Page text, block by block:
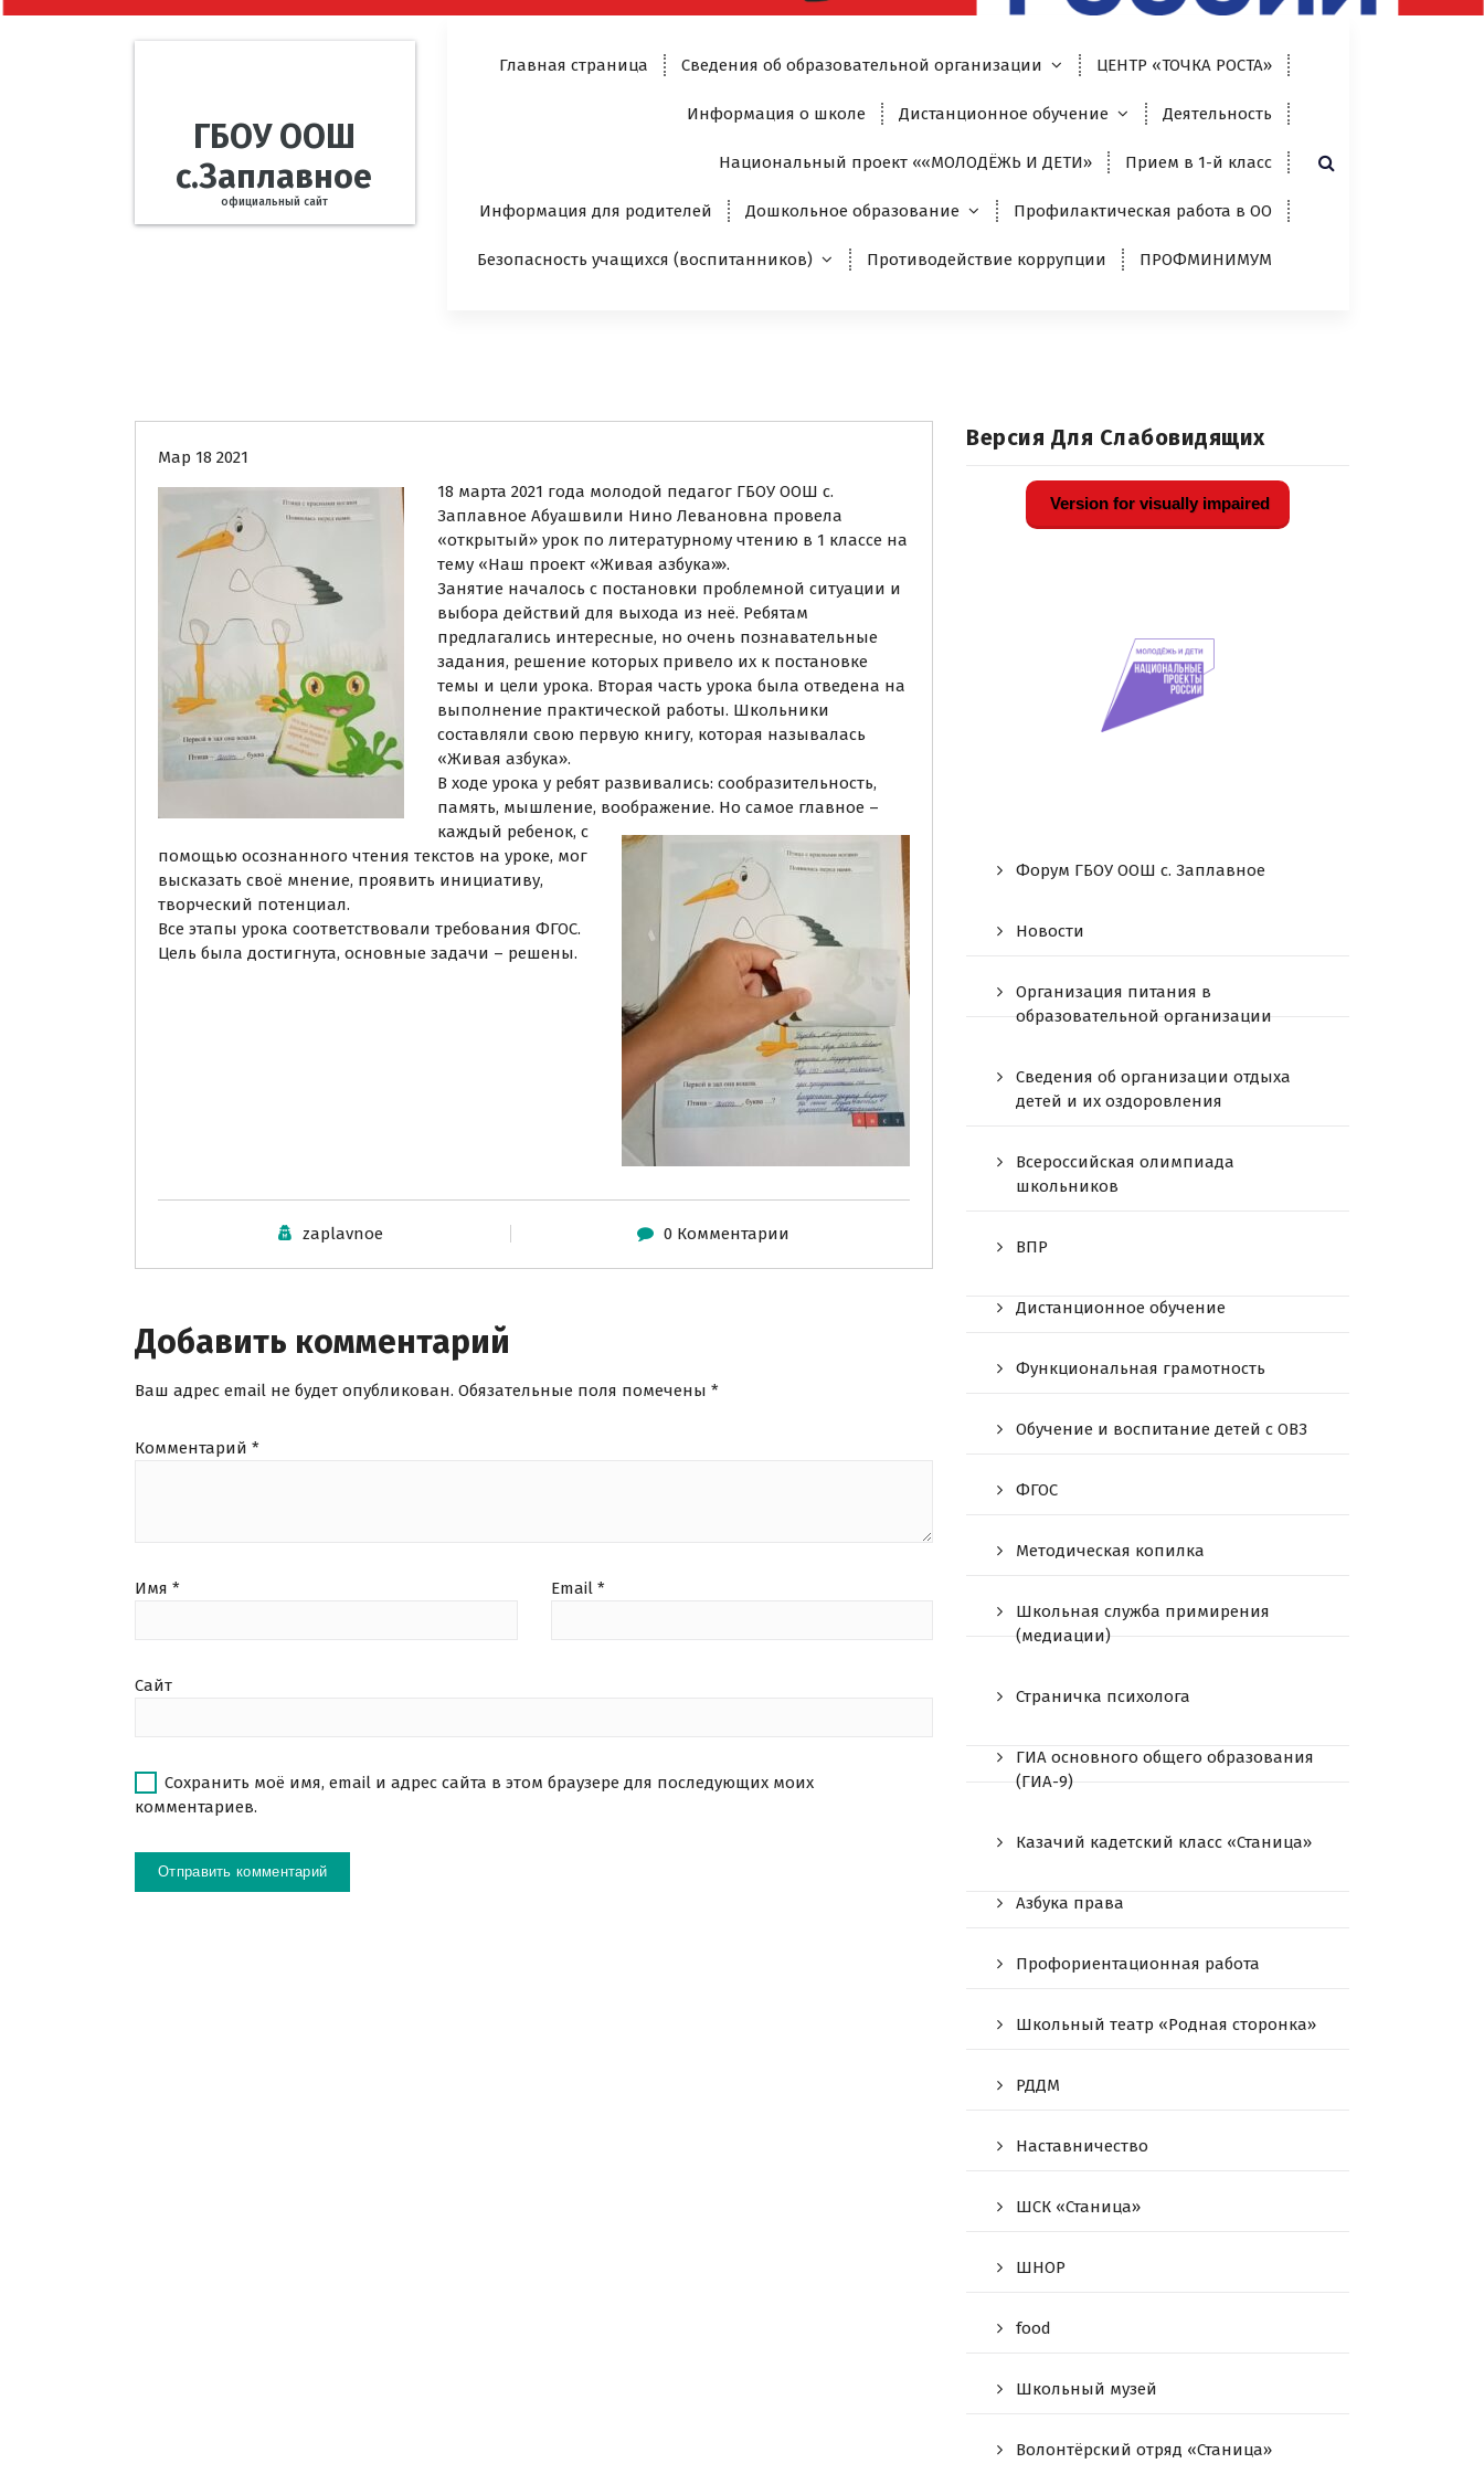
ГБОУ ООШ
с.Заплавное
официальный сайт
Главная страница Сведения об образовательной организации ЦЕНТР «ТОЧКА РОСТА»
Информация о школе Дистанционное обучение Деятельность
Национальный проект ««МОЛОДЁЖЬ И ДЕТИ» Прием в 1-й класс
Информация для родителей Дошкольное образование Профилактическая работа в ОО
Безопасность учащихся (воспитанников) Противодействие коррупции ПРОФМИНИМУМ
Мар 18 2021
18 марта 2021 года молодой педагог ГБОУ ООШ с.
Заплавное Абуашвили Нино Левановна провела
«открытый» урок по литературному чтению в 1 классе на
тему «Наш проект «Живая азбука»».
Занятие началось с постановки проблемной ситуации и
выбора действий для выхода из неё. Ребятам
предлагались интересные, но очень познавательные
задания, решение которых привело их к постановке
темы и цели урока. Вторая часть урока была отведена на
выполнение практической работы. Школьники
составляли свою первую книгу, которая называлась
«Живая азбука».
В ходе урока у ребят развивались: сообразительность,
память, мышление, воображение. Но самое главное –
каждый ребенок, с
помощью осознанного чтения текстов на уроке, мог
высказать своё мнение, проявить инициативу,
творческий потенциал.
Все этапы урока соответствовали требования ФГОС.
Цель была достигнута, основные задачи – решены.
zaplavnoe 0 Комментарии
Добавить комментарий
Ваш адрес email не будет опубликован. Обязательные поля помечены *
Комментарий *
Имя * Email *
Сайт
Сохранить моё имя, email и адрес сайта в этом браузере для последующих моих
комментариев.
Версия Для Слабовидящих
Version for visually impaired
Форум ГБОУ ООШ c. Заплавное
Новости
Организация питания в
образовательной организации
Сведения об организации отдыха
детей и их оздоровления
Всероссийская олимпиада
школьников
ВПР
Дистанционное обучение
Функциональная грамотность
Обучение и воспитание детей с ОВЗ
ФГОС
Методическая копилка
Школьная служба примирения
(медиации)
Страничка психолога
ГИА основного общего образования
(ГИА-9)
Казачий кадетский класс «Станица»
Азбука права
Профориентационная работа
Школьный театр «Родная сторонка»
РДДМ
Наставничество
ШСК «Станица»
ШНОР
food
Школьный музей
Волонтёрский отряд «Станица»